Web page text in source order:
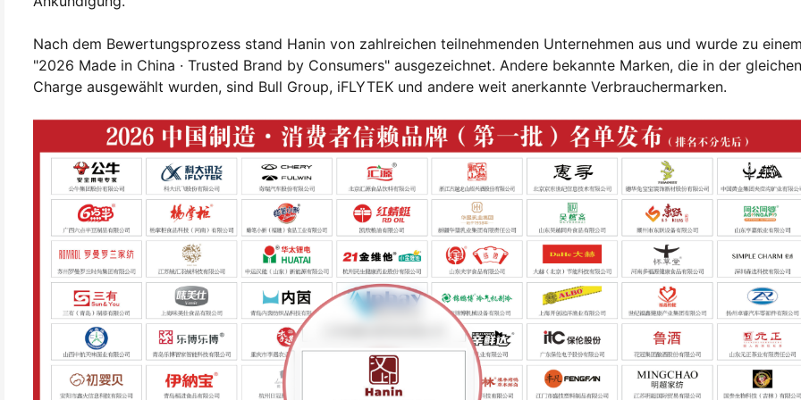
Nach dem Bewertungsprozess stand Hanin von zahlreichen teilnehmenden Unternehmen aus und wurde zu
"2026 Made in China · Trusted Brand by Consumers" ausgezeichnet. Andere bekannte Marken, die in der gleichen
Charge ausgewählt wurden, sind Bull Group, iFLYTEK und andere weit anerkannte Verbrauchermarken.